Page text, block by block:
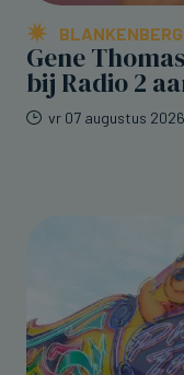
Gene
bij Radio 2
vr 07 augustus